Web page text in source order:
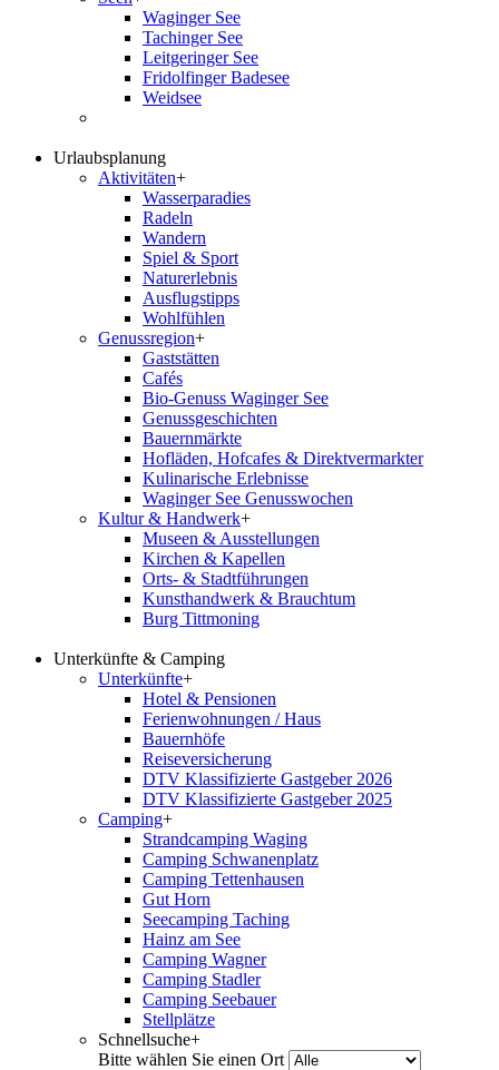
Waginger See
Tachinger See
Leitgeringer See
Fridolfinger Badesee
Weidsee
Urlaubsplanung
Aktivitäten+
Wasserparadies
Radeln
Wandern
Spiel & Sport
Naturerlebnis
Ausflugstipps
Wohlfühlen
Genussregion+
Gaststätten
Cafés
Bio-Genuss Waginger See
Genussgeschichten
Bauernmärkte
Hofläden, Hofcafes & Direktvermarkter
Kulinarische Erlebnisse
Waginger See Genusswochen
Kultur & Handwerk+
Museen & Ausstellungen
Kirchen & Kapellen
Orts- & Stadtführungen
Kunsthandwerk & Brauchtum
Burg Tittmoning
Unterkünfte & Camping
Unterkünfte+
Hotel & Pensionen
Ferienwohnungen / Haus
Bauernhöfe
Reiseversicherung
DTV Klassifizierte Gastgeber 2026
DTV Klassifizierte Gastgeber 2025
Camping+
Strandcamping Waging
Camping Schwanenplatz
Camping Tettenhausen
Gut Horn
Seecamping Taching
Hainz am See
Camping Wagner
Camping Stadler
Camping Seebauer
Stellplätze
Schnellsuche+
Bitte wählen Sie einen Ort